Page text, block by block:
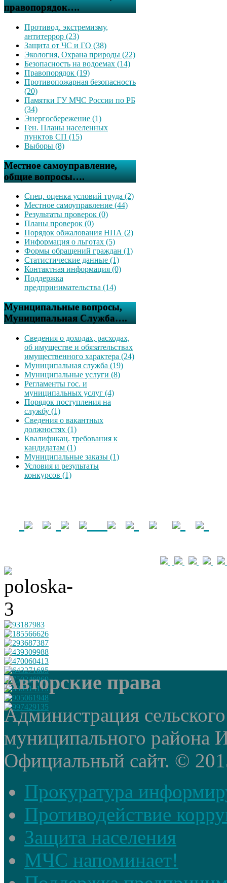
правопорядок….
Противод. экстремизму,
антитеррор (23)
Защита от ЧС и ГО (38)
Экология, Охрана природы (22)
Безопасность на водоемах (14)
Правопорядок (19)
Противопожарная безопасность
(20)
Памятки ГУ МЧС России по РБ
(34)
Энергосбережение (1)
Ген. Планы населенных
пунктов СП (15)
Выборы (8)
Местное самоуправление,
общие вопросы….
Спец. оценка условий труда (2)
Местное самоуправление (44)
Результаты проверок (0)
Планы проверок (0)
Порядок обжалования НПА (2)
Информация о льготах (5)
Формы обращений граждан (1)
Статистические данные (1)
Контактная информация (0)
Поддержка
предпринимательства (14)
Муниципальные вопросы,
Муниципальная Служба….
Сведения о доходах, расходах,
об имуществе и обязательствах
имущественного характера (24)
Муниципальная служба (19)
Муниципальные услуги (8)
Регламенты гос. и
муниципальных услуг (4)
Порядок поступления на
службу (1)
Сведения о вакантных
должностях (1)
Квалификац. требования к
кандидатам (1)
Муниципальные заказы (1)
Условия и результаты
конкурсов (1)
Авторские права
Администрация
муниципального района
Официальный сайт. ©
Прокуратура
Противодействие
Защита населения
МЧС напоминает!